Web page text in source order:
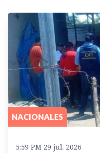
NACIONALES
5:59 PM 29 jul. 2026